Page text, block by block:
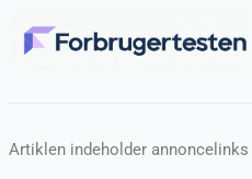
Artiklen indeholder annoncelinks